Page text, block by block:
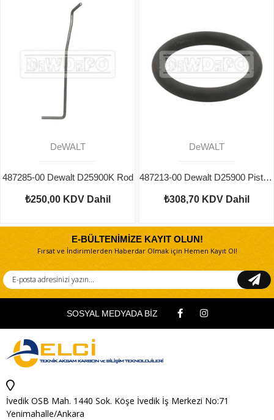
DeWALT
487285-00 Dewalt D25900K Rod
₺250,00 KDV Dahil
DeWALT
487213-00 Dewalt D25900 Piston O Ring
₺308,70 KDV Dahil
E-BÜLTENİMİZE KAYIT OLUN!
Fırsat ve İndirimlerden Haberdar Olmak için Hemen Kayıt Ol!
SOSYAL MEDYADA BİZ
İvedik OSB Mah. 1440 Sok. Köşe İvedik İş Merkezi No:71
Yenimahalle/Ankara